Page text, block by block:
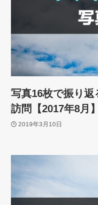
写真16枚で振り
訪問【2017年8月】
2019年3月10日